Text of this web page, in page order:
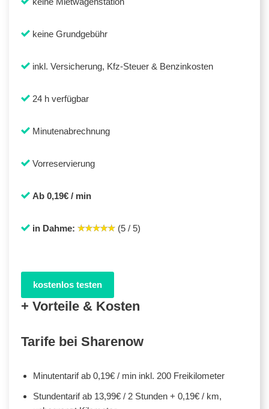
keine Grundgebühr
inkl. Versicherung, Kfz-Steuer & Benzinkosten
24 h verfügbar
Minutenabrechnung
Vorreservierung
Ab 0,19€ / min
in Dahme: (5 / 5)
kostenlos testen
+ Vorteile & Kosten
Tarife bei Sharenow
Minutentarif ab 0,19€ / min inkl. 200 Freikilometer
Stundentarif ab 13,99€ / 2 Stunden + 0,19€ / km,